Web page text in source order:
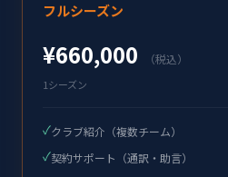
フルシーズン
¥660,000 （税込）
1シーズン
✓クラブ紹介（複数チーム）
✓契約サポート（通訳・助言）